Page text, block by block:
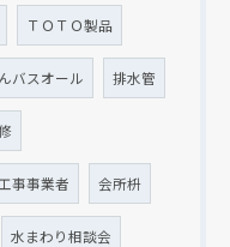
ＴＯＴＯ製品
バスオール 排水管
事事業者 会所枡
水まわり相談会